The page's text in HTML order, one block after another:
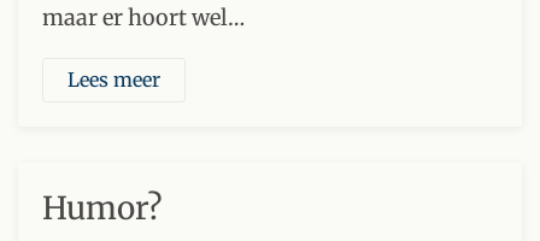
maar er hoort wel…
Lees meer
Humor?